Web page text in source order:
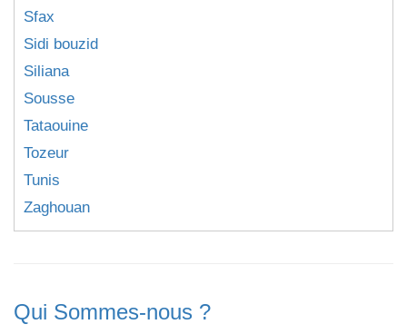
Sfax
Sidi bouzid
Siliana
Sousse
Tataouine
Tozeur
Tunis
Zaghouan
Qui Sommes-nous ?